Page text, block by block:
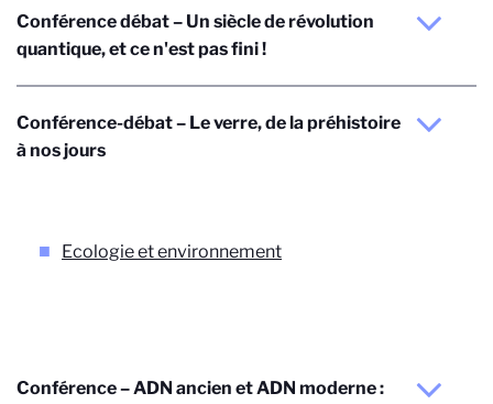
Conférence débat – Un siècle de révolution
quantique, et ce n'est pas fini !
Conférence-débat – Le verre, de la préhistoire
à nos jours
Ecologie et environnement
Conférence – ADN ancien et ADN moderne :